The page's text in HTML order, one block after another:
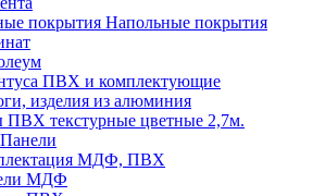
Напольные покрытия
ПВХ и комплектующие
изделия из алюминия
ПВХ текстурные цветные 2,7м.
Панели
МДФ, ПВХ
МДФ